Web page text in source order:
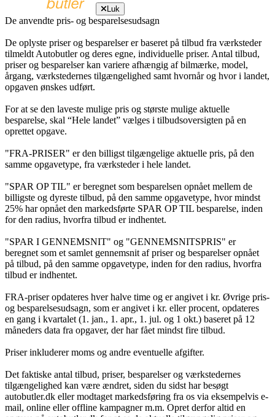
Luk
De anvendte pris- og besparelsesudsagn
De oplyste priser og besparelser er baseret på tilbud fra værksteder
tilmeldt Autobutler og deres egne, individuelle priser. Antal tilbud,
priser og besparelser kan variere afhængig af bilmærke, model,
årgang, værkstedernes tilgængelighed samt hvornår og hvor i landet,
opgaven ønskes udført.
For at se den laveste mulige pris og største mulige aktuelle
besparelse, skal “Hele landet” vælges i tilbudsoversigten på en
oprettet opgave.
"FRA-PRISER" er den billigst tilgængelige aktuelle pris, på den
samme opgavetype, fra værksteder i hele landet.
"SPAR OP TIL" er beregnet som besparelsen opnået mellem de
billigste og dyreste tilbud, på den samme opgavetype, hvor mindst
25% har opnået den markedsførte SPAR OP TIL besparelse, inden
for den radius, hvorfra tilbud er indhentet.
"SPAR I GENNEMSNIT" og "GENNEMSNITSPRIS" er
beregnet som et samlet gennemsnit af priser og besparelser opnået
på tilbud, på den samme opgavetype, inden for den radius, hvorfra
tilbud er indhentet.
FRA-priser opdateres hver halve time og er angivet i kr. Øvrige pris-
og besparelsesudsagn, som er angivet i kr. eller procent, opdateres
en gang i kvartalet (1. jan., 1. apr., 1. jul. og 1 okt.) baseret på 12
måneders data fra opgaver, der har fået mindst fire tilbud.
Priser inkluderer moms og andre eventuelle afgifter.
Det faktiske antal tilbud, priser, besparelser og værkstedernes
tilgængelighed kan være ændret, siden du sidst har besøgt
autobutler.dk eller modtaget markedsføring fra os via eksempelvis e-
mail, online eller offline kampagner m.m. Opret derfor altid en